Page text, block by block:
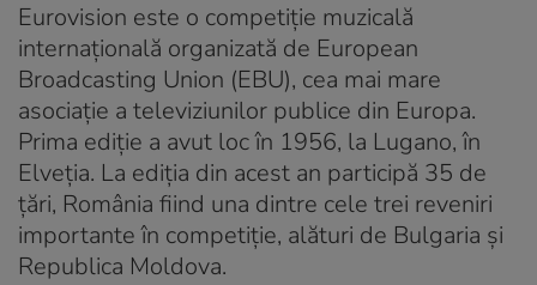
Eurovision este o competiție muzicală
internațională organizată de European
Broadcasting Union (EBU), cea mai mare
asociație a televiziunilor publice din Europa.
Prima ediție a avut loc în 1956, la Lugano, în
Elveția. La ediția din acest an participă 35 de
țări, România fiind una dintre cele trei reveniri
importante în competiție, alături de Bulgaria și
Republica Moldova.